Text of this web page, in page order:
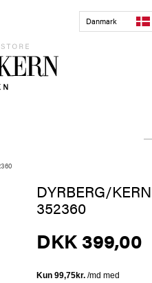
Danmark
DYRBERG/
352360
DKK 399,00